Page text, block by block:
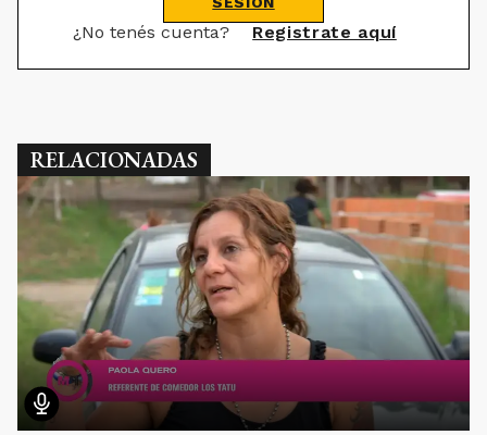
¿No tenés cuenta? Registrate aquí
RELACIONADAS